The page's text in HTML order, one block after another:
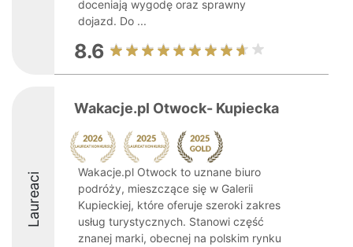
doceniają wygodę oraz sprawny
dojazd. Do ...
8.6
Laureaci
Wakacje.pl Otwock- Kupiecka
Wakacje.pl Otwock to uznane biuro
podróży, mieszczące się w Galerii
Kupieckiej, które oferuje szeroki zakres
usług turystycznych. Stanowi część
znanej marki, obecnej na polskim rynku